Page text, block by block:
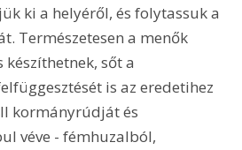
ki a helyéről, és folytassuk a
Természetesen a menők
sőt a
is az eredetihez
kormányrúdját és
véve - fémhuzalból,